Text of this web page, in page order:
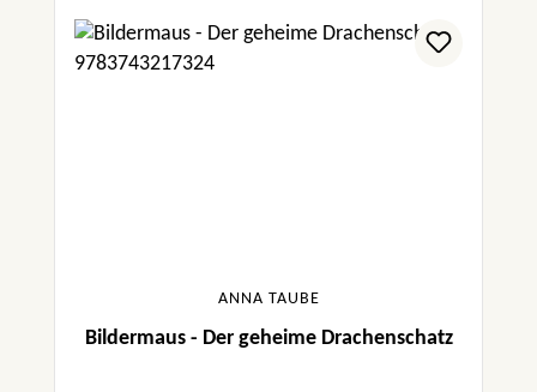
ANNA TAUBE
Bildermaus - Der geheime Drachenschatz